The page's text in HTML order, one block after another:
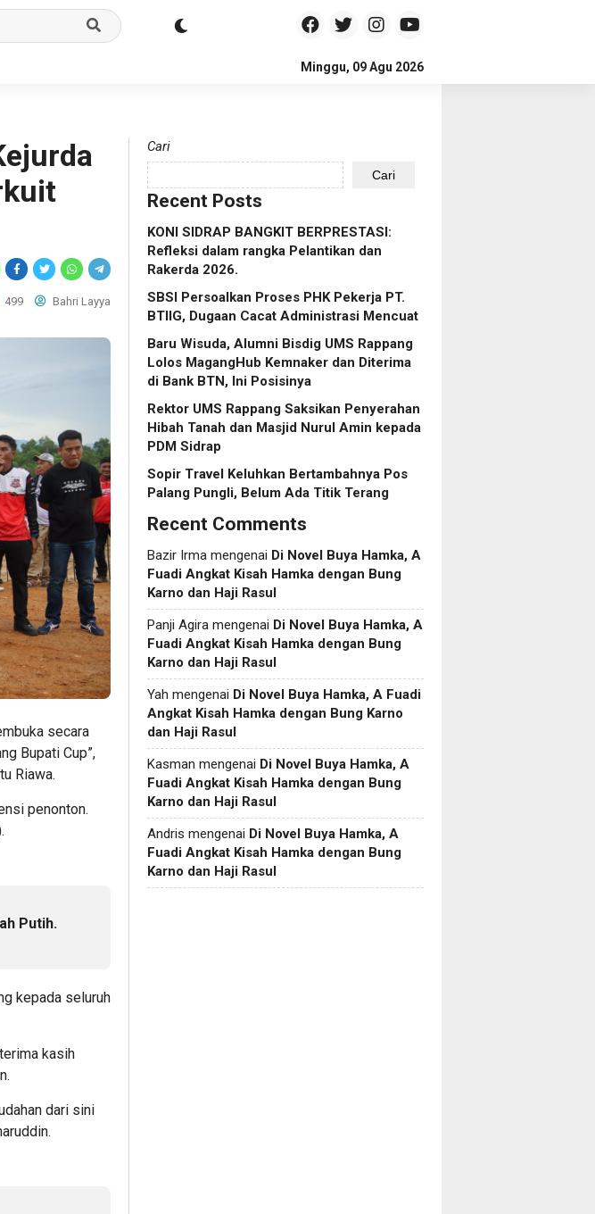
Minggu, 09 Agu 2026
499 Bahri Layya
secara
Bupati Cup”,
Riawa.
penonton.
Putih.
kepada seluruh
kasih
dari sini
Cari
Cari
Recent Posts
KONI SIDRAP BANGKIT BERPRESTASI:
Refleksi dalam rangka Pelantikan dan
Rakerda 2026.
SBSI Persoalkan Proses PHK Pekerja PT.
BTIIG, Dugaan Cacat Administrasi Mencuat
Baru Wisuda, Alumni Bisdig UMS Rappang
Lolos MagangHub Kemnaker dan Diterima
di Bank BTN, Ini Posisinya
Rektor UMS Rappang Saksikan Penyerahan
Hibah Tanah dan Masjid Nurul Amin kepada
PDM Sidrap
Sopir Travel Keluhkan Bertambahnya Pos
Palang Pungli, Belum Ada Titik Terang
Recent Comments
Bazir Irma mengenai Di Novel Buya Hamka, A
Fuadi Angkat Kisah Hamka dengan Bung
Karno dan Haji Rasul
Panji Agira mengenai Di Novel Buya Hamka, A
Fuadi Angkat Kisah Hamka dengan Bung
Karno dan Haji Rasul
Yah mengenai Di Novel Buya Hamka, A Fuadi
Angkat Kisah Hamka dengan Bung Karno
dan Haji Rasul
Kasman mengenai Di Novel Buya Hamka, A
Fuadi Angkat Kisah Hamka dengan Bung
Karno dan Haji Rasul
Andris mengenai Di Novel Buya Hamka, A
Fuadi Angkat Kisah Hamka dengan Bung
Karno dan Haji Rasul